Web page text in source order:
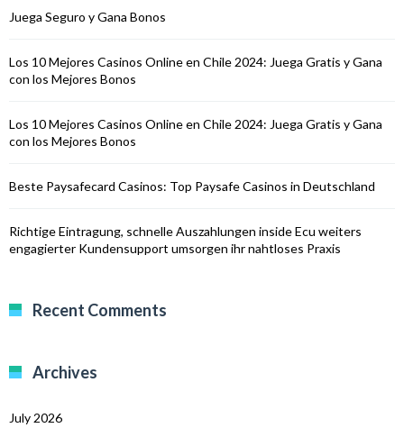
Juega Seguro y Gana Bonos
Los 10 Mejores Casinos Online en Chile 2024: Juega Gratis y Gana
con los Mejores Bonos
Los 10 Mejores Casinos Online en Chile 2024: Juega Gratis y Gana
con los Mejores Bonos
Beste Paysafecard Casinos: Top Paysafe Casinos in Deutschland
Richtige Eintragung, schnelle Auszahlungen inside Ecu weiters
engagierter Kundensupport umsorgen ihr nahtloses Praxis
Recent Comments
Archives
July 2026